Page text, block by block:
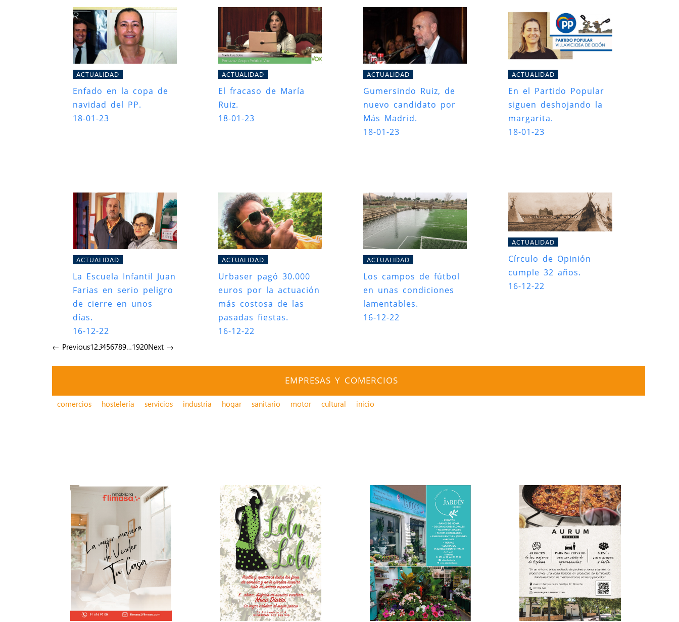
ACTUALIDAD
Enfado en la copa de
navidad del PP.
18-01-23
ACTUALIDAD
El fracaso de María
Ruiz.
18-01-23
ACTUALIDAD
Gumersindo Ruiz, de
nuevo candidato por
Más Madrid.
18-01-23
ACTUALIDAD
En el Partido Popular
siguen deshojando la
margarita.
18-01-23
ACTUALIDAD
La Escuela Infantil Juan
Farias en serio peligro
de cierre en unos
días.
16-12-22
ACTUALIDAD
Urbaser pagó 30.000
euros por la actuación
más costosa de las
pasadas fiestas.
16-12-22
ACTUALIDAD
Los campos de fútbol
en unas condiciones
lamentables.
16-12-22
ACTUALIDAD
Círculo de Opinión
cumple 32 años.
16-12-22
← Previous123456789…1920Next →
EMPRESAS Y COMERCIOS
comercios hostelería servicios industria hogar sanitario motor cultural inicio